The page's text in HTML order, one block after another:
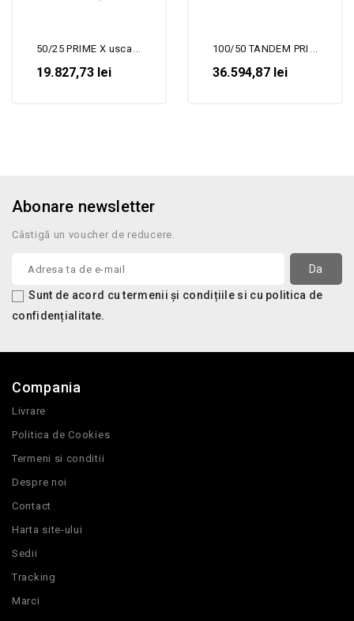
50/25 PRIME X uscare-...
19.827,73 lei
100/50 TANDEM PRIME X 3-...
36.594,87 lei
Abonare newsletter
Câstigă un voucher de reducere.
Sunt de acord cu termenii și condițiile si cu politica de
confidențialitate.
Compania
Livrare
Politica de Cookies
Termeni si conditii
Despre noi
Contact
Harta site-ului
Sedii
Tracking
Marci